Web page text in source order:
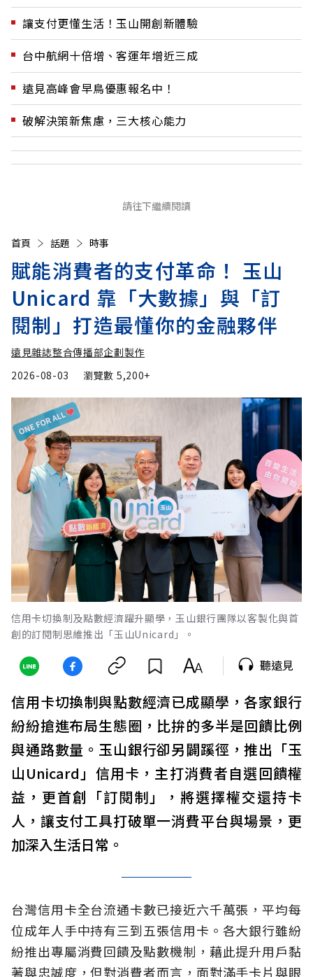
讓支付更懂生活！玉山開創新體驗
台中航網十倍增、客運年增近三成
遠見高峰會早鳥優惠報名中！
破解決策新焦慮，三大核心能力
請往下繼續閱讀
首頁 話題 時事
賦能消費者的支付革命！ 玉山
Unicard 靠「大數據」與「訂
閱制」打造最懂你的金融夥伴
遠見雜誌整合傳播部企劃製作
2026-08-03
瀏覽數 5,200+
信用卡切換制及點數經濟躍升顯學，玉山銀行團隊以客製化與首
創的訂閱制思維推出「玉山Unicard」。
聽遠見
信用卡切換制與點數經濟已成顯學，各家銀行
紛紛搶進布局生態圈，比拚的多半是回饋比例
與通路數量。玉山銀行卻另闢蹊徑，推出「玉
山Unicard」信用卡，主打消費者自選回饋權
益，更首創「訂閱制」，將選擇權交還持卡
人，讓支付工具打破單一消費平台與場景，更
加深入生活日常。
台灣信用卡全台流通卡數已接近六千萬張，平均每
位成年人手中持有三到五張信用卡。各大銀行雖紛
紛推出專屬消費回饋及點數機制，藉此提升用戶黏
著與忠誠度，但對消費者而言，面對滿手卡片與眼